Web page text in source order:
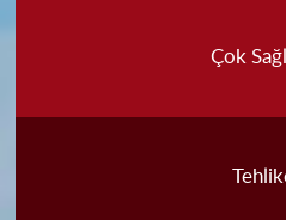
Çok